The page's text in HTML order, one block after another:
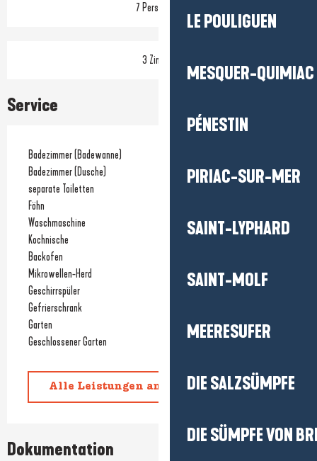
LE POULIGUEN
MESQUER-QUIMIAC
PÉNESTIN
PIRIAC-SUR-MER
SAINT-LYPHARD
SAINT-MOLF
MEERESUFER
DIE SALZSÜMPFE
DIE SÜMPFE VON
7 Person(en)
3 Zimmer
Service
Badezimmer (Badewanne)
Badezimmer (Dusche)
separate Toiletten
Föhn
Waschmaschine
Kochnische
Backofen
Mikrowellen-Herd
Geschirrspüler
Gefrierschrank
Garten
Geschlossener Garten
Alle Leistungen anzeigen
Dokumentation